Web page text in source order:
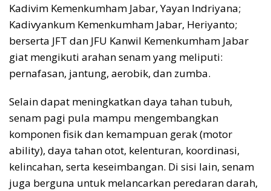
Kadivim Kemenkumham Jabar, Yayan Indriyana;
Kadivyankum Kemenkumham Jabar, Heriyanto;
berserta JFT dan JFU Kanwil Kemenkumham Jabar
giat mengikuti arahan senam yang meliputi:
pernafasan, jantung, aerobik, dan zumba.
Selain dapat meningkatkan daya tahan tubuh,
senam pagi pula mampu mengembangkan
komponen fisik dan kemampuan gerak (motor
ability), daya tahan otot, kelenturan, koordinasi,
kelincahan, serta keseimbangan. Di sisi lain, senam
juga berguna untuk melancarkan peredaran darah,